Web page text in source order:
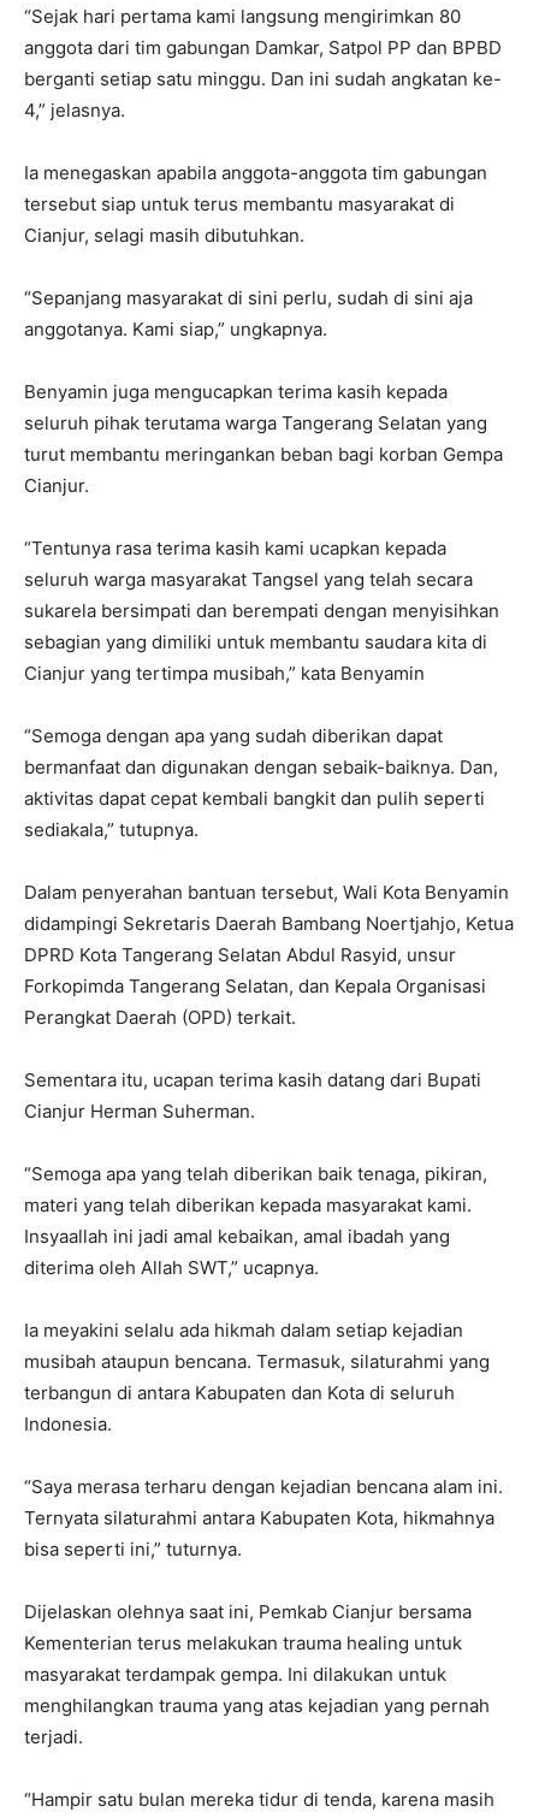
“Sejak hari pertama kami langsung mengirimkan 80
anggota dari tim gabungan Damkar, Satpol PP dan BPBD
berganti setiap satu minggu. Dan ini sudah angkatan ke-
4,” jelasnya.
Ia menegaskan apabila anggota-anggota tim gabungan
tersebut siap untuk terus membantu masyarakat di
Cianjur, selagi masih dibutuhkan.
“Sepanjang masyarakat di sini perlu, sudah di sini aja
anggotanya. Kami siap,” ungkapnya.
Benyamin juga mengucapkan terima kasih kepada
seluruh pihak terutama warga Tangerang Selatan yang
turut membantu meringankan beban bagi korban Gempa
Cianjur.
“Tentunya rasa terima kasih kami ucapkan kepada
seluruh warga masyarakat Tangsel yang telah secara
sukarela bersimpati dan berempati dengan menyisihkan
sebagian yang dimiliki untuk membantu saudara kita di
Cianjur yang tertimpa musibah,” kata Benyamin
“Semoga dengan apa yang sudah diberikan dapat
bermanfaat dan digunakan dengan sebaik-baiknya. Dan,
aktivitas dapat cepat kembali bangkit dan pulih seperti
sediakala,” tutupnya.
Dalam penyerahan bantuan tersebut, Wali Kota Benyamin
didampingi Sekretaris Daerah Bambang Noertjahjo, Ketua
DPRD Kota Tangerang Selatan Abdul Rasyid, unsur
Forkopimda Tangerang Selatan, dan Kepala Organisasi
Perangkat Daerah (OPD) terkait.
Sementara itu, ucapan terima kasih datang dari Bupati
Cianjur Herman Suherman.
“Semoga apa yang telah diberikan baik tenaga, pikiran,
materi yang telah diberikan kepada masyarakat kami.
Insyaallah ini jadi amal kebaikan, amal ibadah yang
diterima oleh Allah SWT,” ucapnya.
Ia meyakini selalu ada hikmah dalam setiap kejadian
musibah ataupun bencana. Termasuk, silaturahmi yang
terbangun di antara Kabupaten dan Kota di seluruh
Indonesia.
“Saya merasa terharu dengan kejadian bencana alam ini.
Ternyata silaturahmi antara Kabupaten Kota, hikmahnya
bisa seperti ini,” tuturnya.
Dijelaskan olehnya saat ini, Pemkab Cianjur bersama
Kementerian terus melakukan trauma healing untuk
masyarakat terdampak gempa. Ini dilakukan untuk
menghilangkan trauma yang atas kejadian yang pernah
terjadi.
“Hampir satu bulan mereka tidur di tenda, karena masih